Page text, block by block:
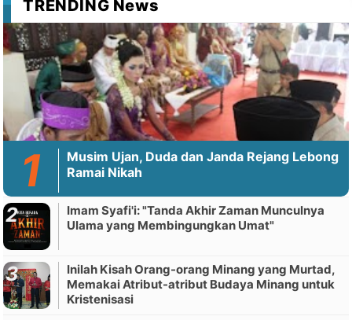
TRENDING News
Musim Ujan, Duda dan Janda Rejang Lebong
Ramai Nikah
Imam Syafi'i: "Tanda Akhir Zaman Munculnya
Ulama yang Membingungkan Umat"
Inilah Kisah Orang-orang Minang yang Murtad,
Memakai Atribut-atribut Budaya Minang untuk
Kristenisasi